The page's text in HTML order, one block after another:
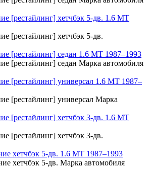
[рестайлинг] хетчбэк 5-дв. 1.6 MT
[рестайлинг] хетчбэк 5-дв.
[рестайлинг] седан 1.6 MT 1987–1993
[рестайлинг] седан Марка автомобиля
[рестайлинг] универсал 1.6 MT 1987–
[рестайлинг] универсал Марка
[рестайлинг] хетчбэк 3-дв. 1.6 MT
[рестайлинг] хетчбэк 3-дв.
хетчбэк 5-дв. 1.6 MT 1987–1993
хетчбэк 5-дв. Марка автомобиля